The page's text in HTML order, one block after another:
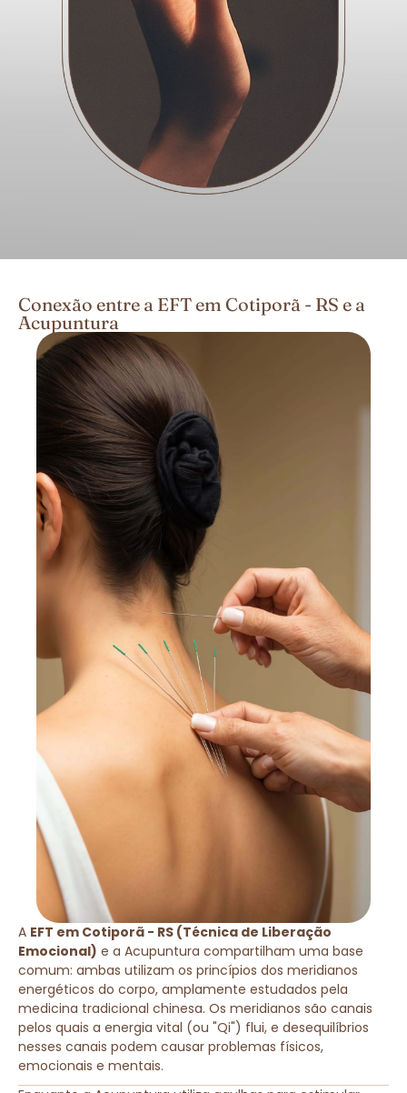
Conexão entre a EFT em Cotiporã - RS e a
Acupuntura
A EFT em Cotiporã - RS (Técnica de Liberação
Emocional) e a Acupuntura compartilham uma base
comum: ambas utilizam os princípios dos meridianos
energéticos do corpo, amplamente estudados pela
medicina tradicional chinesa. Os meridianos são canais
pelos quais a energia vital (ou "Qi") flui, e desequilíbrios
nesses canais podem causar problemas físicos,
emocionais e mentais.